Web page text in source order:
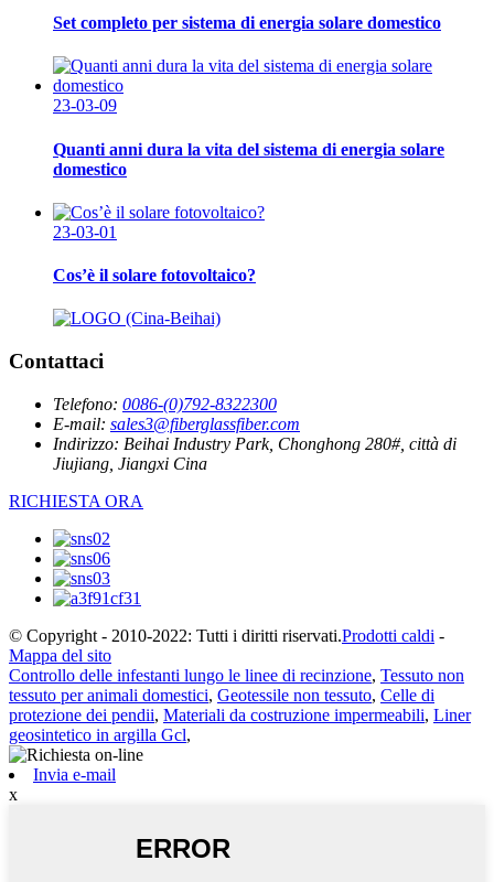
Set completo per sistema di energia solare domestico
23-03-09
Quanti anni dura la vita del sistema di energia solare
domestico
23-03-01
Cos’è il solare fotovoltaico?
Contattaci
Telefono: 0086-(0)792-8322300
E-mail: sales3@fiberglassfiber.com
Indirizzo: Beihai Industry Park, Chonghong 280#, città di
Jiujiang, Jiangxi Cina
RICHIESTA ORA
© Copyright - 2010-2022: Tutti i diritti riservati.Prodotti caldi -
Mappa del sito
Controllo delle infestanti lungo le linee di recinzione, Tessuto non
tessuto per animali domestici, Geotessile non tessuto, Celle di
protezione dei pendii, Materiali da costruzione impermeabili, Liner
geosintetico in argilla Gcl,
Invia e-mail
x